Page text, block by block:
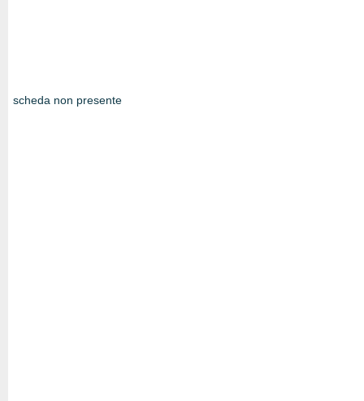
scheda non presente